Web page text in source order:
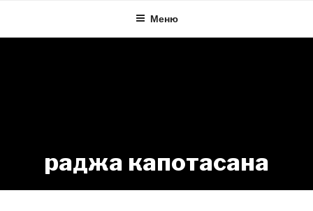
content
Меню
раджа капотасана